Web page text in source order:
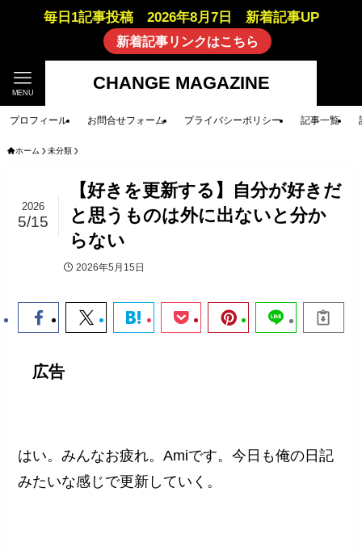
毎日1記事投稿 2026年8月7日 新着記事UP
新着記事リンクはこちら
CHANGE MAGAZINE
MENU
プロフィール お問合せフォーム プライバシーポリシー 記事一覧
ホーム 未分類
【好きを更新する】自分が好きだ
と思うものは外に出ないと分か
らない
2026
5/15
2026年5月15日
広告
はい。みんなお疲れ。Amiです。今日も俺の日記
みたいな感じで更新していく。